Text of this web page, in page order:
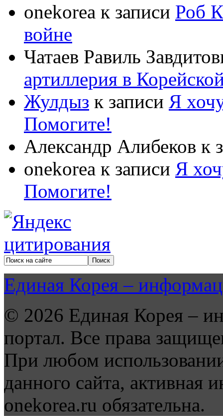
onekorea к записи Роб
войне
Чатаев Равиль
артиллерия в
Жулдыз к записи Я
Помогите!
Александр Алибеков к
onekorea к записи Я
Помогите!
Единая Корея –
© 2026 Единая Корея –
портал. Все права
При любом
данного сайта, активная
onekorea.ru обязательна.